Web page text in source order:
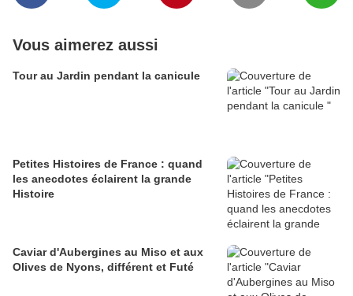
Vous aimerez aussi
Tour au Jardin pendant la canicule
Petites Histoires de France : quand
les anecdotes éclairent la grande
Histoire
Caviar d'Aubergines au Miso et aux
Olives de Nyons, différent et Futé